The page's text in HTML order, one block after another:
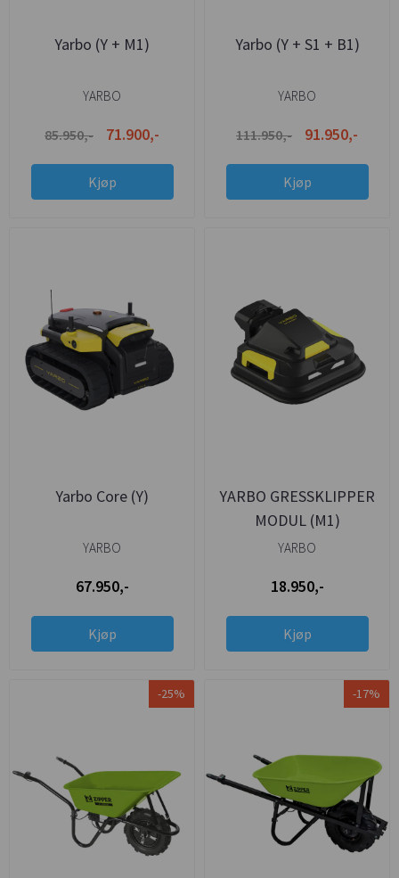
Yarbo (Y + M1)
YARBO
85.950,- 71.900,-
Kjøp
Yarbo (Y + S1 + B1)
YARBO
111.950,- 91.950,-
Kjøp
Yarbo Core (Y)
YARBO
67.950,-
Kjøp
YARBO GRESSKLIPPER
MODUL (M1)
YARBO
18.950,-
Kjøp
-25% -17%